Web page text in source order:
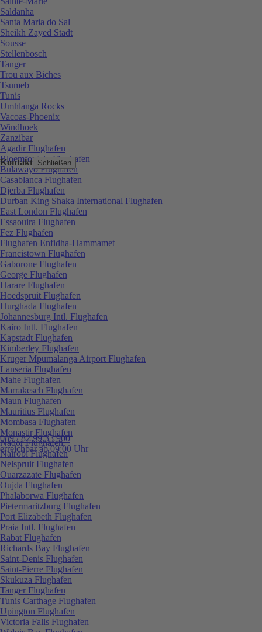
Kontakt Schließen
089 / 82 99 33 900
erreichbar ab 09:00 Uhr
Saldanha
Santa Maria do Sal
Sheikh Zayed Stadt
Sousse
Stellenbosch
Tanger
Trou aux Biches
Tsumeb
Tunis
Umhlanga Rocks
Vacoas-Phoenix
Windhoek
Zanzibar
Agadir Flughafen
Bloemfontein Flughafen
Bulawayo Flughafen
Casablanca Flughafen
Djerba Flughafen
Durban King Shaka International Flughafen
East London Flughafen
Essaouira Flughafen
Fez Flughafen
Flughafen Enfidha-Hammamet
Francistown Flughafen
Gaborone Flughafen
George Flughafen
Harare Flughafen
Hoedspruit Flughafen
Hurghada Flughafen
Johannesburg Intl. Flughafen
Kairo Intl. Flughafen
Kapstadt Flughafen
Kimberley Flughafen
Kruger Mpumalanga Airport Flughafen
Lanseria Flughafen
Mahe Flughafen
Marrakesch Flughafen
Maun Flughafen
Mauritius Flughafen
Mombasa Flughafen
Monastir Flughafen
Nador Flughafen
Nairobi Flughafen
Nelspruit Flughafen
Ouarzazate Flughafen
Oujda Flughafen
Phalaborwa Flughafen
Pietermaritzburg Flughafen
Port Elizabeth Flughafen
Praia Intl. Flughafen
Rabat Flughafen
Richards Bay Flughafen
Saint-Denis Flughafen
Saint-Pierre Flughafen
Skukuza Flughafen
Tanger Flughafen
Tunis Carthage Flughafen
Upington Flughafen
Victoria Falls Flughafen